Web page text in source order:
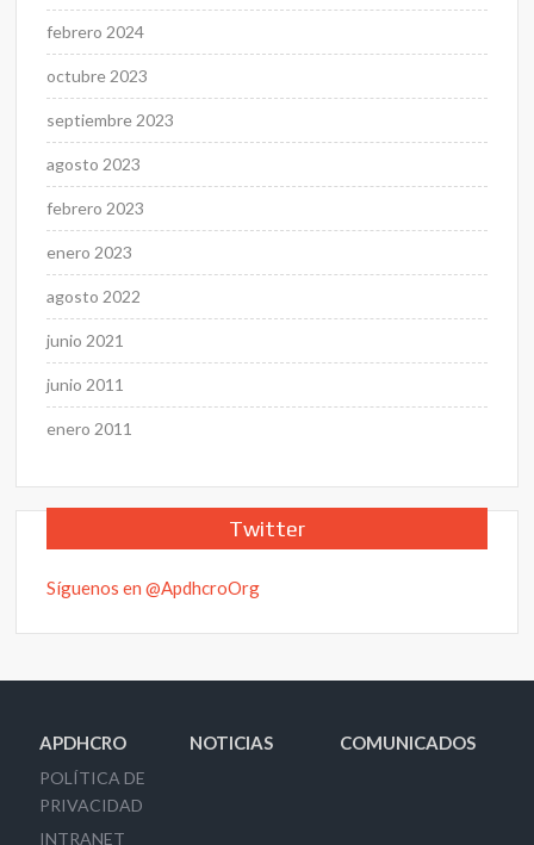
febrero 2024
octubre 2023
septiembre 2023
agosto 2023
febrero 2023
enero 2023
agosto 2022
junio 2021
junio 2011
enero 2011
Twitter
Síguenos en @ApdhcroOrg
APDHCRO
POLÍTICA DE
PRIVACIDAD
INTRANET
NOTICIAS COMUNICADOS